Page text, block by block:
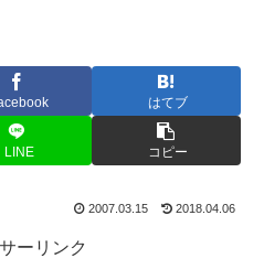
はてブ
LINE コピー
2007.03.15 2018.04.06
ーリンク